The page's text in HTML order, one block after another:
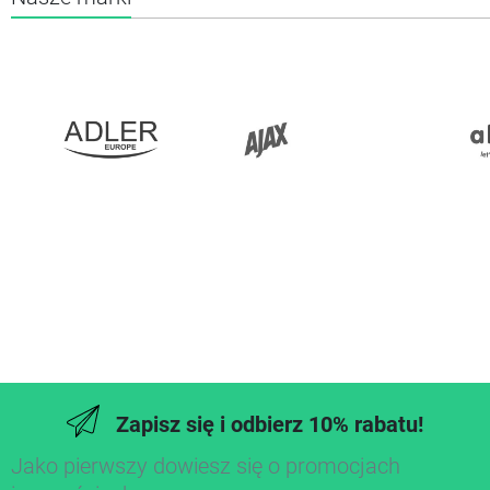
Zapisz się i odbierz 10% rabatu!
Jako pierwszy dowiesz się o promocjach